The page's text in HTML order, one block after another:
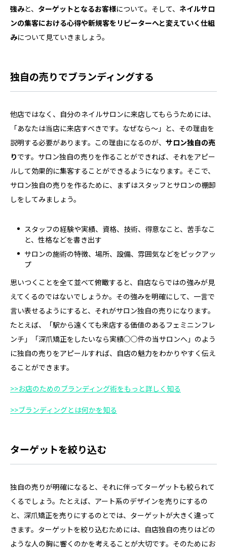
強みと、 ターゲットとなるお客様について。そして、 ネイルサロ
ンの集客における心得や新規客をリピーターへと変えていく仕組
みについて見ていきましょう。
独自の売りでブランディングする
他店ではなく、自分のネイルサロンに来店してもらうためには、
「あなたは当店に来店すべきです。なぜなら～」と、その理由を
説明する必要があります。この理由になるのが、 サロン独自の売
りです。サロン独自の売りを作ることができれば、それをアピー
ルして効果的に集客することができるようになります。そこで、
サロン独自の売りを作るために、まずはスタッフとサロンの棚卸
しをしてみましょう。
スタッフの経験や実績、資格、技術、得意なこと、苦手なこ
と、性格などを書き出す
サロンの施術の特徴、場所、設備、雰囲気などをピックアッ
プ
思いつくことを全て並べて俯瞰すると、自店ならではの強みが見
えてくるのではないでしょうか。その強みを明確にして、一言で
言い表せるようにすると、それがサロン独自の売りになります。
たとえば、「駅から遠くても来店する価値のあるフェミニンフレ
ンチ」「深爪矯正をしたいなら実績○○件の当サロンへ」のよう
に独自の売りをアピールすれば、自店の魅力をわかりやすく伝え
ることができます。
>>お店のためのブランディング術をもっと詳しく知る
>>ブランディングとは何かを知る
ターゲットを絞り込む
独自の売りが明確になると、それに伴ってターゲットも絞られて
くるでしょう。たとえば、アート系のデザインを売りにするの
と、深爪矯正を売りにするのとでは、ターゲットが大きく違って
きます。ターゲットを絞り込むためには、自店独自の売りはどの
ような人の胸に響くのかを考えることが大切です。そのためにお